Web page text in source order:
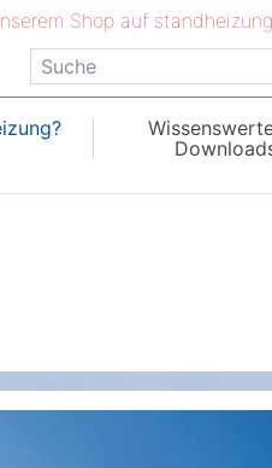
Shop auf